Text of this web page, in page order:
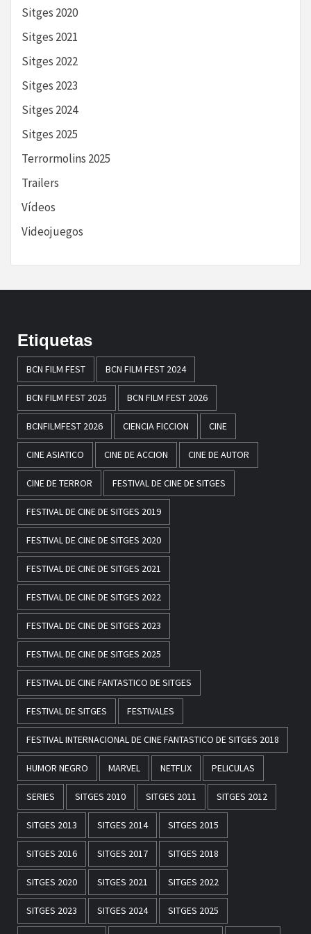
Sitges 2020
Sitges 2021
Sitges 2022
Sitges 2023
Sitges 2024
Sitges 2025
Terrormolins 2025
Trailers
Vídeos
Videojuegos
Etiquetas
BCN FILM FEST BCN FILM FEST 2024
BCN FILM FEST 2025 BCN FILM FEST 2026
BCNFILMFEST 2026 CIENCIA FICCION CINE
CINE ASIATICO CINE DE ACCION CINE DE AUTOR
CINE DE TERROR FESTIVAL DE CINE DE SITGES
FESTIVAL DE CINE DE SITGES 2019
FESTIVAL DE CINE DE SITGES 2020
FESTIVAL DE CINE DE SITGES 2021
FESTIVAL DE CINE DE SITGES 2022
FESTIVAL DE CINE DE SITGES 2023
FESTIVAL DE CINE DE SITGES 2025
FESTIVAL DE CINE FANTASTICO DE SITGES
FESTIVAL DE SITGES FESTIVALES
FESTIVAL INTERNACIONAL DE CINE FANTASTICO DE SITGES 2018
HUMOR NEGRO MARVEL NETFLIX PELICULAS
SERIES SITGES 2010 SITGES 2011 SITGES 2012
SITGES 2013 SITGES 2014 SITGES 2015
SITGES 2016 SITGES 2017 SITGES 2018
SITGES 2020 SITGES 2021 SITGES 2022
SITGES 2023 SITGES 2024 SITGES 2025